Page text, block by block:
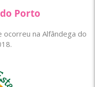
Porto
ocorreu na Alfândega do